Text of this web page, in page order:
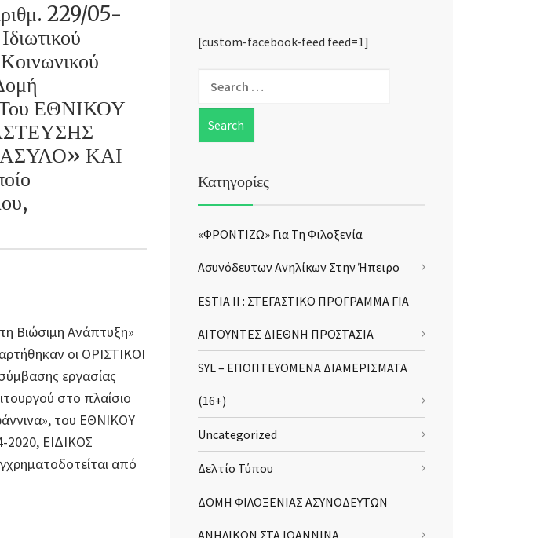
229/05-
Του ΕΘΝΙΚΟΥ
ΚΑΙ
Βιώσιμη Ανάπτυξη»
οι ΟΡΙΣΤΙΚΟΙ
εργασίας
στο πλαίσιο
του ΕΘΝΙΚΟΥ
ΕΙΔΙΚΟΣ
από
[custom-facebook-feed feed=1]
Κατηγορίες
«ΦΡΟΝΤΙΖΩ» Για Τη Φιλοξενία
Ασυνόδευτων Ανηλίκων Στην Ήπειρο
ESTIA II : ΣΤΕΓΑΣΤΙΚΟ ΠΡΟΓΡΑΜΜΑ ΓΙΑ
ΑΙΤΟΥΝΤΕΣ ΔΙΕΘΝΗ ΠΡΟΣΤΑΣΙΑ
SYL – ΕΠΟΠΤΕΥΟΜΕΝΑ ΔΙΑΜΕΡΙΣΜΑΤΑ
(16+)
Uncategorized
Δελτίο Τύπου
ΔΟΜΗ ΦΙΛΟΞΕΝΙΑΣ ΑΣΥΝΟΔΕΥΤΩΝ
ΑΝΗΛΙΚΩΝ ΣΤΑ ΙΩΑΝΝΙΝΑ